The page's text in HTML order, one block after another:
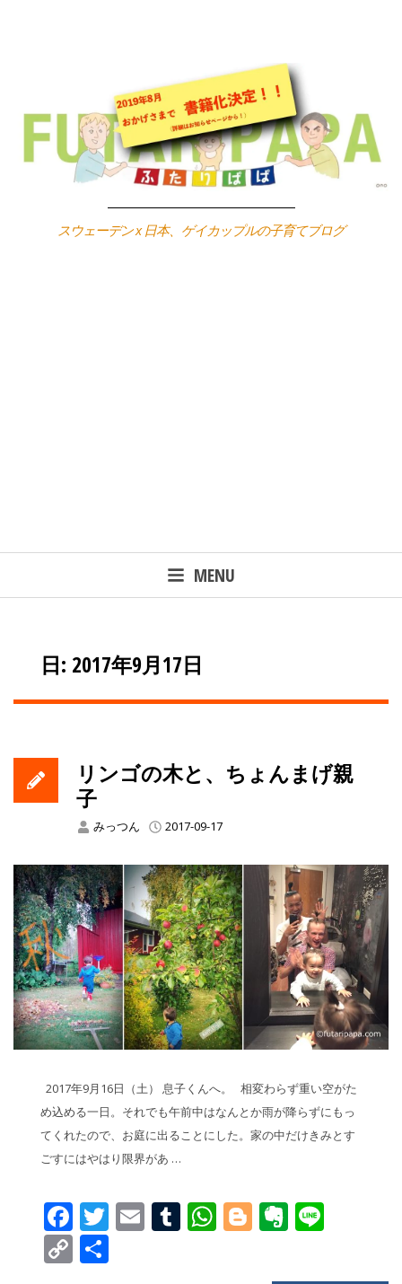
スウェーデン x 日本、ゲイカップルの子育てブログ
MENU
日: 2017年9月17日
リンゴの木と、ちょんまげ親
子
みっつん 2017-09-17
2017年9月16日（土） 息子くんへ。 相変わらず重い空がた
め込める一日。それでも午前中はなんとか雨が降らずにもっ
てくれたので、お庭に出ることにした。家の中だけきみとす
ごすにはやはり限界があ …
Facebook
Twitter
EmailTumblr
WhatsApp
Blogger
Copy